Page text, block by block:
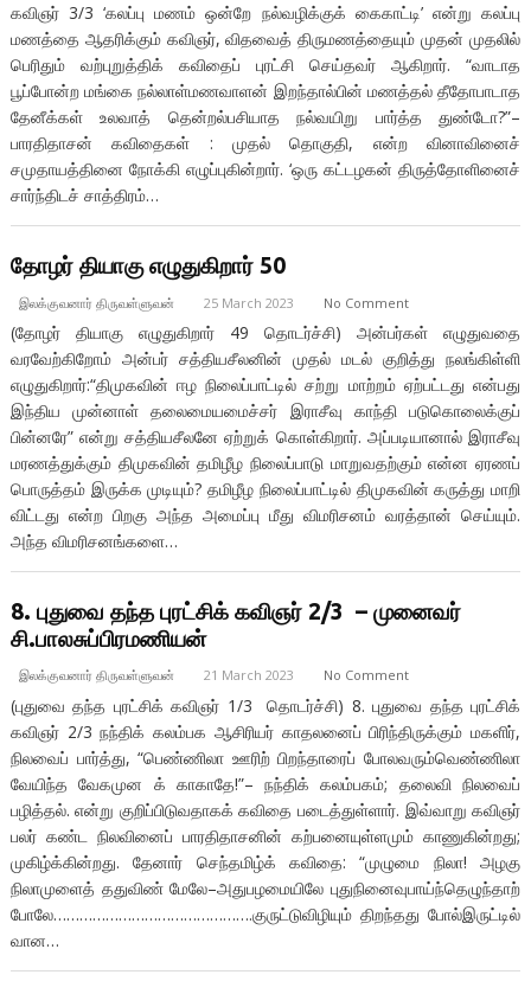
கவிஞர் 3/3 ‘கலப்பு மணம் ஒன்றே நல்வழிக்குக் கைகாட்டி’ என்று கலப்பு
மணத்தை ஆதரிக்கும் கவிஞர், விதவைத் திருமணத்தையும் முதன் முதலில்
பெரிதும் வற்புறுத்திக் கவிதைப் புரட்சி செய்தவர் ஆகிறார். “வாடாத
பூப்போன்ற மங்கை நல்லாள்மணவாளன் இறந்தால்பின் மணத்தல் தீதோபாடாத
தேனீக்கள் உலவாத் தென்றல்பசியாத நல்வயிறு பார்த்த துண்டோ?”–
பாரதிதாசன் கவிதைகள் : முதல் தொகுதி, என்ற வினாவினைச்
சமுதாயத்தினை நோக்கி எழுப்புகின்றார். ‘ஒரு கட்டழகன் திருத்தோளினைச்
சார்ந்திடச் சாத்திரம்…
தோழர் தியாகு எழுதுகிறார் 50
இலக்குவனார் திருவள்ளுவன் 25 March 2023 No Comment
(தோழர் தியாகு எழுதுகிறார் 49 தொடர்ச்சி) அன்பர்கள் எழுதுவதை
வரவேற்கிறோம் அன்பர் சத்தியசீலனின் முதல் மடல் குறித்து நலங்கிள்ளி
எழுதுகிறார்:“திமுகவின் ஈழ நிலைப்பாட்டில் சற்று மாற்றம் ஏற்பட்டது என்பது
இந்திய முன்னாள் தலைமையமைச்சர் இராசீவு காந்தி படுகொலைக்குப்
பின்னரே” என்று சத்தியசீலனே ஏற்றுக் கொள்கிறார். அப்படியானால் இராசீவு
மரணத்துக்கும் திமுகவின் தமிழீழ நிலைப்பாடு மாறுவதற்கும் என்ன ஏரணப்
பொருத்தம் இருக்க முடியும்? தமிழீழ நிலைப்பாட்டில் திமுகவின் கருத்து மாறி
விட்டது என்ற பிறகு அந்த அமைப்பு மீது விமரிசனம் வரத்தான் செய்யும்.
அந்த விமரிசனங்களை…
8. புதுவை தந்த புரட்சிக் கவிஞர் 2/3 – முனைவர்
சி.பாலசுப்பிரமணியன்
இலக்குவனார் திருவள்ளுவன் 21 March 2023 No Comment
(புதுவை தந்த புரட்சிக் கவிஞர் 1/3 தொடர்ச்சி) 8. புதுவை தந்த புரட்சிக்
கவிஞர் 2/3 நந்திக் கலம்பக ஆசிரியர் காதலனைப் பிரிந்திருக்கும் மகளிர்,
நிலவைப் பார்த்து, “பெண்ணிலா ஊரிற் பிறந்தாரைப் போலவரும்வெண்ணிலா
வேயிந்த வேகமுன க் காகாதே!”– நந்திக் கலம்பகம்; தலைவி நிலவைப்
பழித்தல். என்று குறிப்பிடுவதாகக் கவிதை படைத்துள்ளார். இவ்வாறு கவிஞர்
பலர் கண்ட நிலவினைப் பாரதிதாசனின் கற்பனையுள்ளமும் காணுகின்றது;
முகிழ்க்கின்றது. தேனார் செந்தமிழ்க் கவிதை: “முழுமை நிலா! அழகு
நிலாமுளைத் ததுவிண் மேலே–அதுபழமையிலே புதுநினைவுபாய்ந்தெழுந்தாற்
போலே……………………………………….குருட்டுவிழியும் திறந்தது போல்இருட்டில்
வான…